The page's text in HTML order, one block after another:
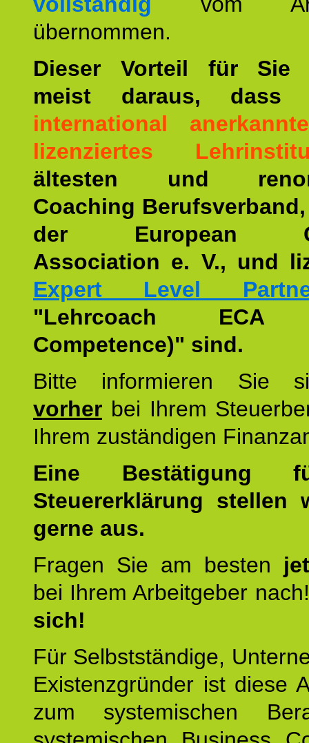
übernommen.
Dieser Vorteil für Sie
meist daraus,
international
lizenziertes
ältesten und
Coaching
der European
Association e. V., und
Expert Level
"Lehrcoach ECA
Competence)" sind.
Bitte informieren Sie
vorher bei Ihrem
Ihrem zuständigen
Eine Bestätigung
Steuererklärung stellen
gerne aus.
Fragen Sie am besten
bei Ihrem Arbeitgeber
sich!
Für Selbstständige,
Existenzgründer ist diese
zum systemischen